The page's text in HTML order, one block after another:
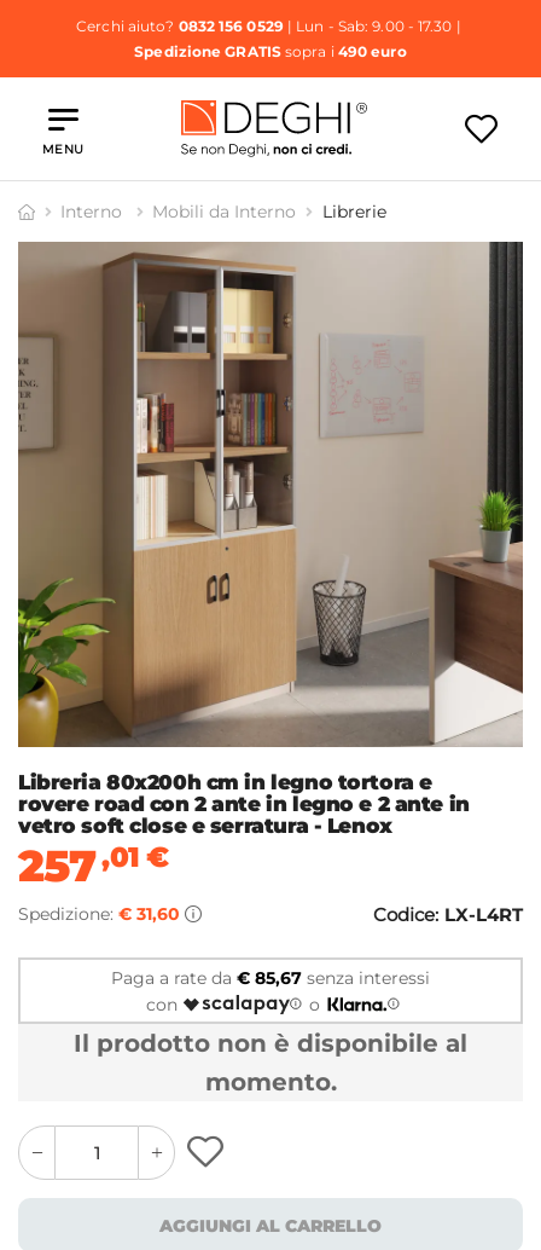
Cerchi aiuto? 0832 156 0529| Lun - Sab: 9.00 - 17.30 |
Spedizione GRATISsopra i 490 euro
MENU
Interno Mobili da Interno Librerie
Libreria 80x200h cm in legno tortora e
rovere road con 2 ante in legno e 2 ante in
vetro soft close e serratura - Lenox
257,01 €
Spedizione: € 31,60 Codice: LX-L4RT
Paga a rate da € 85,67 senza interessi
con
o
Il prodotto non è disponibile al
momento.
quantity
button
quantity
minus
button
AGGIUNGI AL CARRELLO